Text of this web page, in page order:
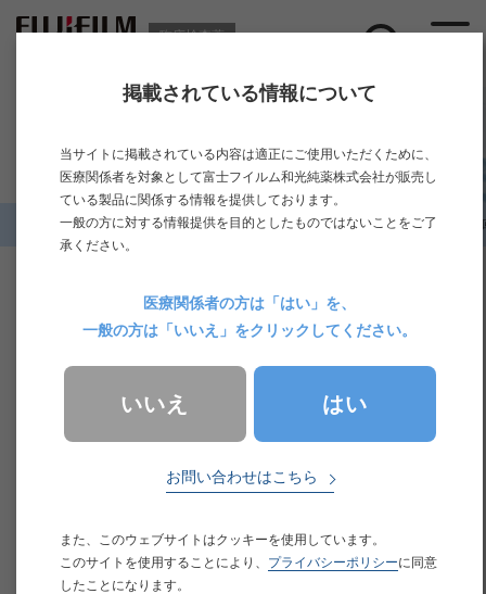
臨床検査薬
ニュース
> ニュース一覧 > セミナー・展示 > 「日本医療検査科学会第54
2022.08.02
「日本医療検査科学会第54回大会 ランチョンセ
ミナー６」開催のお知らせ
演題名
掲載されている情報について
当サイトに掲載されている内容は適正にご使用いただくために、
医療関係者を対象として富士フイルム和光純薬株式会社が販売し
ている製品に関係する情報を提供しております。
一般の方に対する情報提供を目的としたものではないことをご了
承ください。
医療関係者の方は「はい」を、
一般の方は「いいえ」をクリックしてください。
はい
いいえ
お問い合わせはこちら
また、このウェブサイトはクッキーを使用しています。
このサイトを使用することにより、 プライバシーポリシーに同意
したことになります。